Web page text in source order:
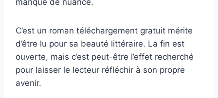
C’est un roman téléchargement gratuit mérite
d’être lu pour sa beauté littéraire. La fin est
ouverte, mais c’est peut-être l’effet recherché
pour laisser le lecteur réfléchir à son propre
avenir.